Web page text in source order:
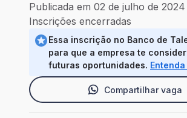
Publicada em 02 de julho de 2024
Inscrições encerradas
Essa inscrição no Banco de
para que a empresa te
futuras oportunidades. Entenda
Compartilhar vaga